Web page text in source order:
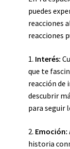
puedes
reacciones
reacciones
1. Interés:
que te
reacción de
descubrir
para seguir
2. Emoción:
historia